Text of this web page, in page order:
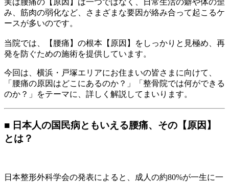
実は腰痛の【原因】は一つではなく、日常生活の癖や体の歪
み、筋肉の弱化など、さまざまな要因が絡み合って起こるケ
ースが多いのです。
当院では、【腰痛】の根本【原因】をしっかりと見極め、再
発を防ぐための施術を提供しています。
今回は、横浜・戸塚エリアにお住まいの皆さまに向けて、
「腰痛の原因はどこにあるのか？」「整骨院では何ができる
のか？」をテーマに、詳しく解説してまいります。
■ 日本人の国民病ともいえる腰痛、その【原因】
とは？
日本整形外科学会の発表によると、成人の約80%が一生に一